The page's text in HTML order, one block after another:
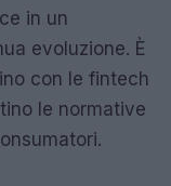
in un
evoluzione. È
con le fintech
le normative